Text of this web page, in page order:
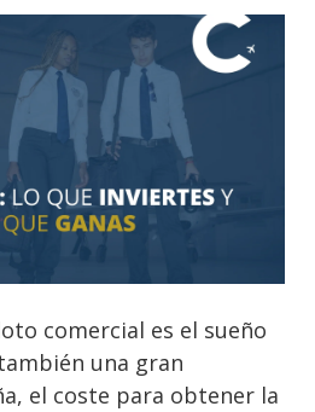
comercial es el sueño
una gran
el coste para obtener la